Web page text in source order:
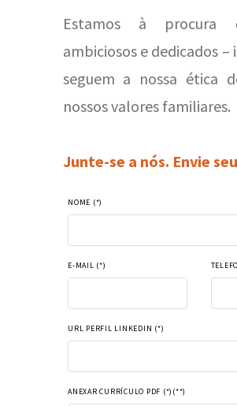
Estamos à procura
ambiciosos e dedicados –
seguem a nossa ética
nossos valores familiares.
Junte-se a nós. Envie
NOME (*)
E-MAIL (*)
URL PERFIL LINKEDIN (*)
ANEXAR CURRÍCULO PDF (*)(**)